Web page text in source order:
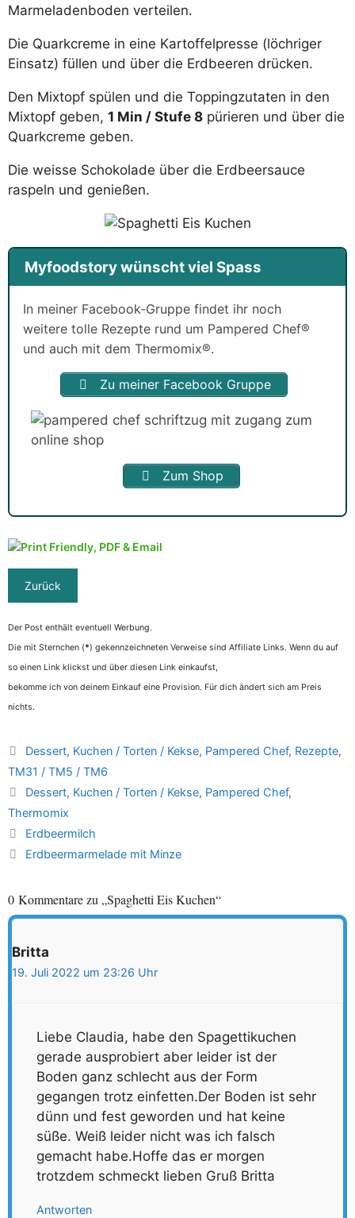
Marmeladenboden verteilen.
Die Quarkcreme in eine Kartoffelpresse (löchriger
Einsatz) füllen und über die Erdbeeren drücken.
Den Mixtopf spülen und die Toppingzutaten in den
Mixtopf geben, 1 Min / Stufe 8 pürieren und über die
Quarkcreme geben.
Die weisse Schokolade über die Erdbeersauce
raspeln und genießen.
Myfoodstory wünscht viel Spass
In meiner Facebook-Gruppe findet ihr noch
weitere tolle Rezepte rund um Pampered Chef®
und auch mit dem Thermomix®.
Zu meiner Facebook Gruppe
Zum Shop
Der Post enthält eventuell Werbung.
Die mit Sternchen (*) gekennzeichneten Verweise sind Affiliate Links. Wenn du auf
so einen Link klickst und über diesen Link einkaufst,
bekomme ich von deinem Einkauf eine Provision. Für dich ändert sich am Preis
nichts.
Kategorien
Dessert, Kuchen / Torten / Kekse, Pampered Chef, Rezepte,
TM31 / TM5 / TM6
Schlagwörter
Dessert, Kuchen / Torten / Kekse, Pampered Chef,
Thermomix
Erdbeermilch
Erdbeermarmelade mit Minze
0 Kommentare zu „Spaghetti Eis Kuchen“
Britta
19. Juli 2022 um 23:26 Uhr
Liebe Claudia, habe den Spagettikuchen
gerade ausprobiert aber leider ist der
Boden ganz schlecht aus der Form
gegangen trotz einfetten.Der Boden ist sehr
dünn und fest geworden und hat keine
süße. Weiß leider nicht was ich falsch
gemacht habe.Hoffe das er morgen
trotzdem schmeckt lieben Gruß Britta
Antworten